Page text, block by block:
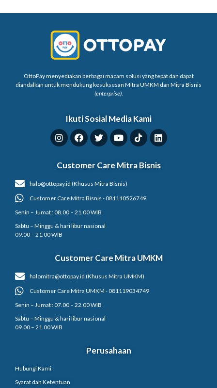
OttoPay menyediakan berbagai macam solusi yang tepat dan dapat
diandalkan untuk mendukung kesuksesan Mitra UMKM dan Mitra Bisnis
(enterprise).
Ikuti Sosial Media Kami
Customer Care Mitra Bisnis
halo@ottopay.id (Khusus Mitra Bisnis)
Customer Care Mitra Bisnis - 081110526749
Senin – Jumat : 08.00 – 21.00 WIB
Sabtu – Minggu & hari libur nasional
09.00 – 21.00 WIB
Customer Care Mitra UMKM
halomitra@ottopay.id (Khusus Mitra UMKM)
Customer Care Mitra UMKM - 081119034749
Senin – Jumat : 07.00 – 22.00 WIB
Sabtu – Minggu & hari libur nasional
09.00 – 21.00 WIB
Perusahaan
Hubungi Kami
Syarat dan Ketentuan